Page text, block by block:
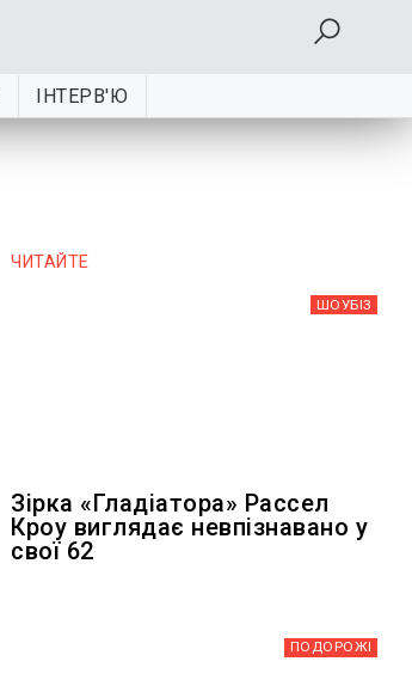
ІНТЕРВ'Ю
ЧИТАЙТЕ
ШОУБIЗ
Зірка «Гладіатора» Рассел
Кроу виглядає невпізнавано у
свої 62
ПОДОРОЖІ